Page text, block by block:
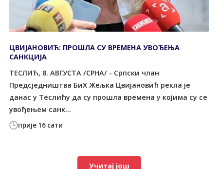
прије 16 сати
ЦВИЈАНОВИЋ: ПРОШЛА СУ ВРЕМЕНА УВОЂЕЊА
САНКЦИЈА
ТЕСЛИЋ, 8. АВГУСТА /СРНА/ - Српски члан
Предсједништва БиХ Жељка Цвијановић рекла је
данас у Теслићу да су прошла времена у којима су се
увођењем санк...
Учитај још